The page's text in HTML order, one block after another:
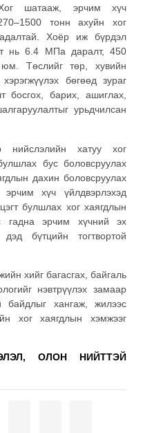
Хог шатааж, эрчим хүч
тонн ахуйн хог
Хоёр иж бүрдэл
нь 6.4 МПа даралт, 450
Төслийг төр, хувийн
бөгөөд зураг
босгох, барих, ашиглах,
урьдчилсан
нийслэлийн хатуу хог
бус боловсруулах
дахин боловсруулах
хүч үйлдвэрлэхэд
булшлах хог хаягдлын
гадна эрчим хүчний эх
бүтцийн тогтвортой
хийг багасгах, байгаль
нэвтрүүлэх замаар
байдлыг хангаж, жилээс
хог хаягдлын хэмжээг
ОЛОН НИЙТТЭЙ